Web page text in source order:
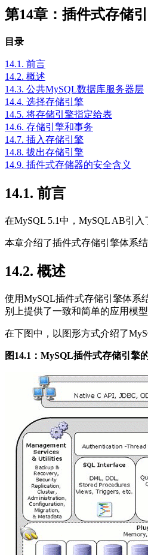
第14章：插件式存储
目录
14.1. 前言
14.2. 概述
14.3. 公共MySQL数据库服务器层
14.4. 选择存储引擎
14.5. 将存储引擎指定给表
14.6. 存储引擎和事务
14.7. 插入存储引擎
14.8. 拔出存储引擎
14.9. 插件式存储器的安全含义
14.1. 前言
在MySQL 5.1中， MySQL AB引入
本章介绍了插件式存储引擎体系
14.2. 概述
使用MySQL插件式存储引擎体系
别上提供了一致和简单的应用模
在下图中，以图形方式介绍了
图14.1：MySQL插件式存储引擎